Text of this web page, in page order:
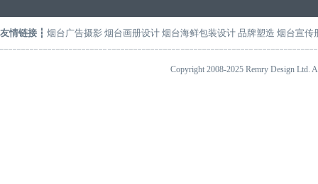
友情链接 ┇ 烟台广告摄影 烟台画册设计 烟台海鲜包装设计 品牌塑造 烟台宣传
Copyright 2008-2025 Remry Design